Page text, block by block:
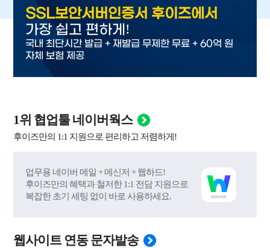
SSL보안서버인증서 후이즈에서
가장 쉽고 편하게 !
국내 최단시간 발급 + 재발급 무제한 무료 + 60억 원
자체 보험 제공
1위 협업툴 네이버웍스
후이즈만의 1:1 지원으로 편리하고 저렴하게!
업무용 네이버 메일 + 메신저 + 웹하드!
후이즈만의 혜택과 철저한 1:1 전담 지원으로
복잡한 초기 세팅 없이 바로 사용하세요.
웹사이트 연동 문자발송